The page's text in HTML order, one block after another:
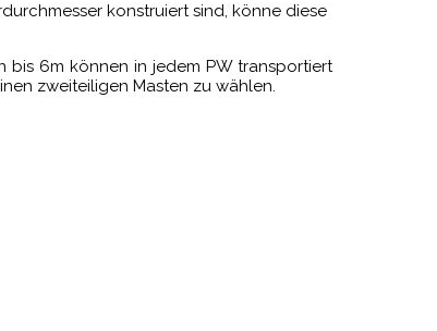
konstruiert sind, könne diese
bis 6m können in jedem PW transportiert
zweiteiligen Masten zu wählen.